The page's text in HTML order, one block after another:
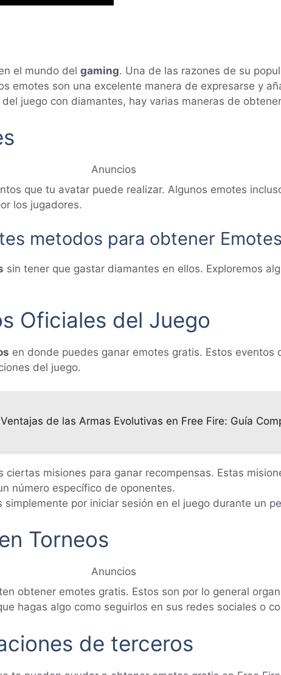
el mundo del gaming. Una de las razones de su
emotes son una excelente manera de expresarse y
juego con diamantes, hay varias maneras de
Anuncios
que tu avatar puede realizar. Algunos emotes
los jugadores.
metodos para obtener
sin tener que gastar diamantes en ellos. Exploremos
Oficiales del Juego
en donde puedes ganar emotes gratis. Estos eventos
del juego.
de las Armas Evolutivas en Free Fire: Guía
misiones para ganar recompensas. Estas
número específico de oponentes.
por iniciar sesión en el juego durante un
Torneos
Anuncios
obtener emotes gratis. Estos son por lo general
hagas algo como seguirlos en sus redes sociales o
de terceros